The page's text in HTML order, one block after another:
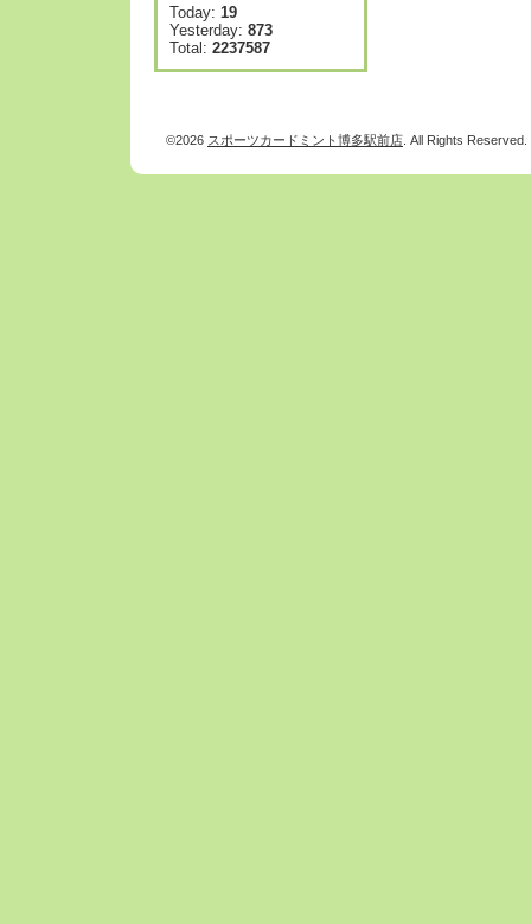
Today: 19
Yesterday: 873
Total: 2237587
©2026 スポーツカードミント博多駅前店 . All Rights Reserved.